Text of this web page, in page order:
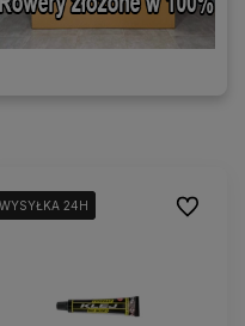
WYSYŁKA 24H
WYSYŁKA 24H
WYSYŁKA 24H Do